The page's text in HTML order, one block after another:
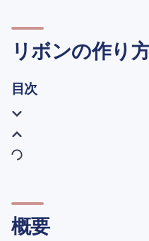
リボンの作り
目次
概要